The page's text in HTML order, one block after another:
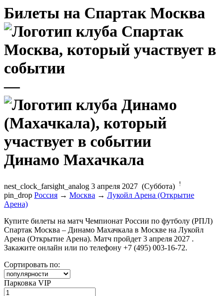
Билеты на Спартак Москва
—
Динамо Махачкала
nest_clock_farsight_analog 3 апреля 2027 (Суббота) !
pin_drop Россия → Москва → Лукойл Арена (Открытие
Арена)
Купите билеты на матч Чемпионат России по футболу (РПЛ)
Спартак Москва – Динамо Махачкала в Москве на Лукойл
Арена (Открытие Арена). Матч пройдет 3 апреля 2027 .
Закажите онлайн или по телефону +7 (495) 003-16-72.
Сортировать по:
Парковка VIP